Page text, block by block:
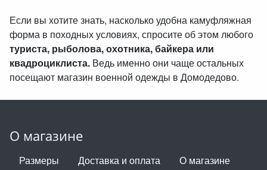
Если вы хотите знать, насколько удобна камуфляжная
форма в походных условиях, спросите об этом любого
туриста, рыболова, охотника, байкера или
квадроциклиста. Ведь именно они чаще остальных
посещают магазин военной одежды в Домодедово.
О магазине
Размеры Доставка и оплата
О магазине